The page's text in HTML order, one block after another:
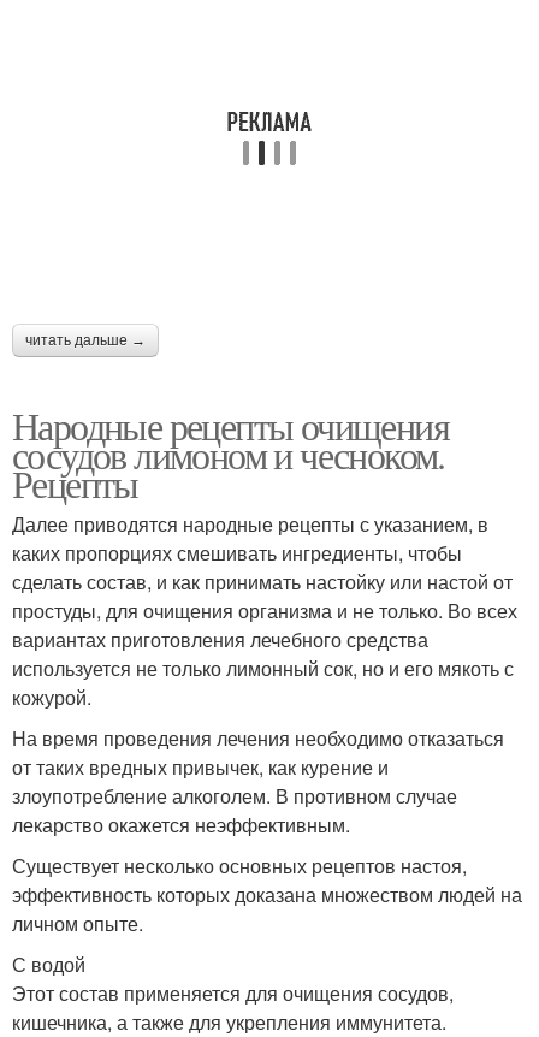
читать дальше →
Народные рецепты очищения
сосудов лимоном и чесноком.
Рецепты
Далее приводятся народные рецепты с указанием, в
каких пропорциях смешивать ингредиенты, чтобы
сделать состав, и как принимать настойку или настой от
простуды, для очищения организма и не только. Во всех
вариантах приготовления лечебного средства
используется не только лимонный сок, но и его мякоть с
кожурой.
На время проведения лечения необходимо отказаться
от таких вредных привычек, как курение и
злоупотребление алкоголем. В противном случае
лекарство окажется неэффективным.
Существует несколько основных рецептов настоя,
эффективность которых доказана множеством людей на
личном опыте.
С водой
Этот состав применяется для очищения сосудов,
кишечника, а также для укрепления иммунитета.